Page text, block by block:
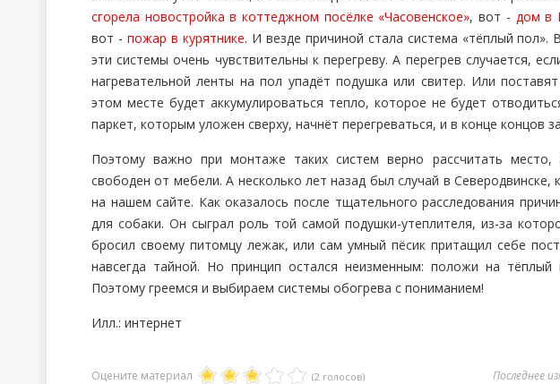
сгорела новостройка в коттеджном посёлке «Часовенское», вот - дом в
вот - пожар в курятнике. И везде причиной стала система «тёплый
эти системы очень чувствительны к перегреву. А перегрев случается,
нагревательной ленты на пол упадёт подушка или свитер. Или
этом месте будет аккумулироваться тепло, которое не будет
паркет, которым уложен сверху, начнёт перегреваться, и в конце концов
Поэтому важно при монтаже таких систем верно рассчитать
свободен от мебели. А несколько лет назад был случай в
на нашем сайте. Как оказалось после тщательного расследования
для собаки. Он сыграл роль той самой подушки-утеплителя, из-за
бросил своему питомцу лежак, или сам умный пёсик притащил себе
навсегда тайной. Но принцип остался неизменным: положи на
Поэтому греемся и выбираем системы обогрева с пониманием!
Илл.: интернет
Оцените материал (2 голосов) Последнее